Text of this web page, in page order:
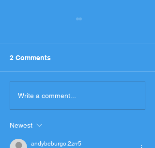
National Entry List,
Administrative checks
2 Comments
Write a comment...
Newest
andybeburgo.2zrr5